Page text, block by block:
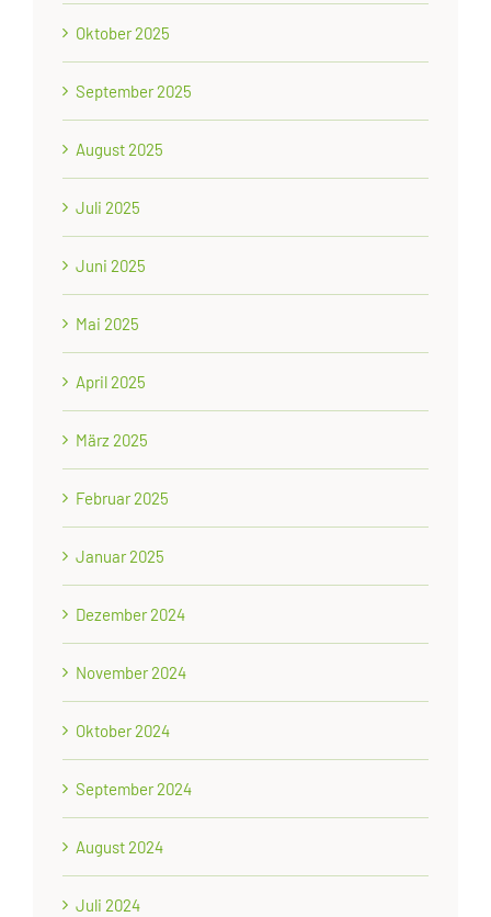
Oktober 2025
September 2025
August 2025
Juli 2025
Juni 2025
Mai 2025
April 2025
März 2025
Februar 2025
Januar 2025
Dezember 2024
November 2024
Oktober 2024
September 2024
August 2024
Juli 2024